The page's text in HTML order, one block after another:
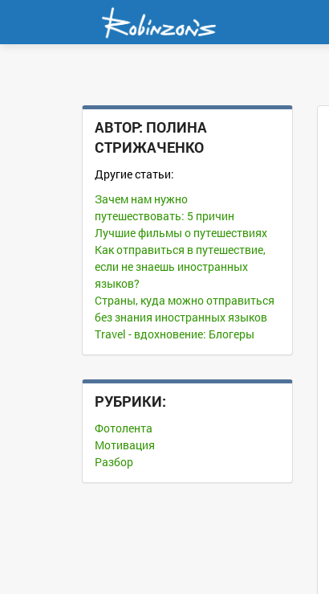
АВТОР: ПОЛИНА
СТРИЖАЧЕНКО
Другие статьи:
Зачем нам нужно
путешествовать: 5 причин
Лучшие фильмы о путешествиях
Как отправиться в путешествие,
если не знаешь иностранных
языков?
Страны, куда можно отправиться
без знания иностранных языков
Travel - вдохновение: Блогеры
РУБРИКИ:
Фотолента
Мотивация
Разбор